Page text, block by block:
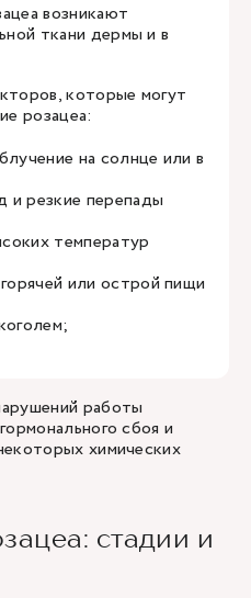
возникают
ткани дермы и в
которые могут
розацеа:
на солнце или в
и резкие перепады
температур
или острой пищи
работы
сбоя и
химических
стадии и